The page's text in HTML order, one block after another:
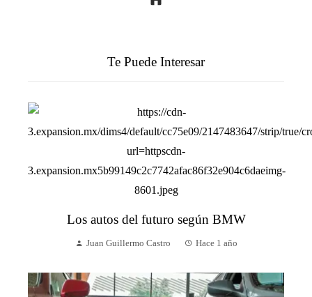
Te Puede Interesar
Los autos del futuro según BMW
Juan Guillermo Castro Hace 1 año